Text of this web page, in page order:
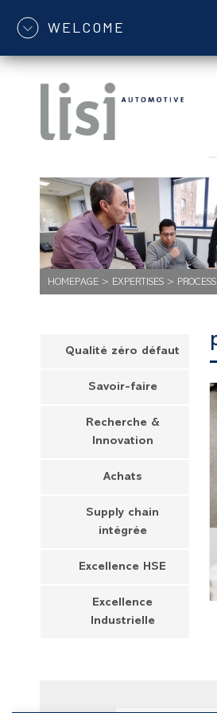
WELCOME
HOMEPAGE > EXPERTISES > PROCESS
Qualité zéro défaut
Savoir-faire
Recherche &
Innovation
Achats
Supply chain
intégrée
Excellence HSE
Excellence
Industrielle